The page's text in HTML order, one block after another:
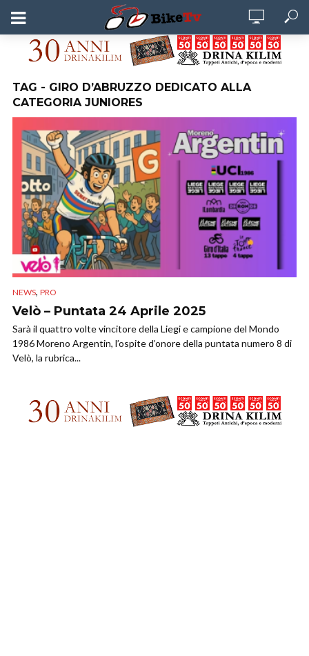
TAG - GIRO D’ABRUZZO DEDICATO ALLA
CATEGORIA JUNIORES
NEWS, PRO
Velò – Puntata 24 Aprile 2025
Sarà il quattro volte vincitore della Liegi e campione del Mondo
1986 Moreno Argentin, l’ospite d’onore della puntata numero 8 di
Velò, la rubrica...